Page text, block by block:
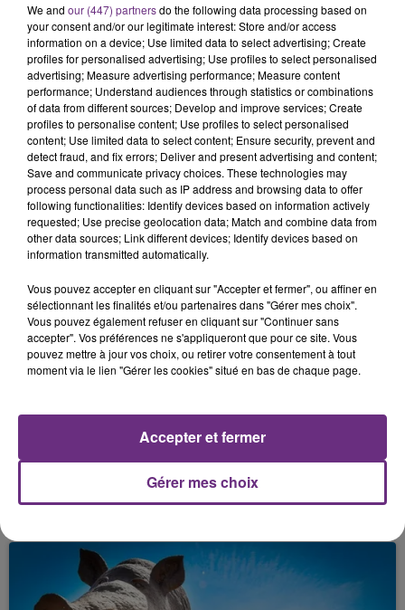
L’état de conservation peut faire varier la valeur d’une
carte.
Une autre carte Dracaufeu sera mise aux enchères le
12 octobre, mais en état correct avec des défauts et
traces d'usures prononcés.
Son estimation ne dépasse pas 550 euros.
Pour retrouver l'ensemble des lots mis en evnte,
cliquezici.
FIL D'ACTU
5 août 2026
UN FEU DE REMORQUE BLOQUE LA
CIRCULATION DANS LES ARDENNES
fin de matinée sur l'A34.
We and our (447) partnersdo the following data processing based on
your consent and/or our legitimate interest: Store and/or access
information on a device; Use limited data to select advertising; Create
profiles for personalised advertising; Use profiles to select personalised
advertising; Measure advertising performance; Measure content
performance; Understand audiences through statistics or combinations
of data from different sources; Develop and improve services; Create
profiles to personalise content; Use profiles to select personalised
content; Use limited data to select content; Ensure security, prevent and
detect fraud, and fix errors; Deliver and present advertising and content;
Save and communicate privacy choices. These technologies may
process personal data such as IP address and browsing data to offer
following functionalities: Identify devices based on information actively
requested; Use precise geolocation data; Match and combine data from
other data sources; Link different devices; Identify devices based on
information transmitted automatically.
Vous pouvez accepter en cliquant sur "Accepter et fermer", ou affiner en
sélectionnant les finalités et/ou partenaires dans "Gérer mes choix".
Vous pouvez également refuser en cliquant sur "Continuer sans
accepter". Vos préférences ne s'appliqueront que pour ce site. Vous
pouvez mettre à jour vos choix, ou retirer votre consentement à tout
moment via le lien "Gérer les cookies" situé en bas de chaque page.
Gérer mes choix
Accepter et fermer